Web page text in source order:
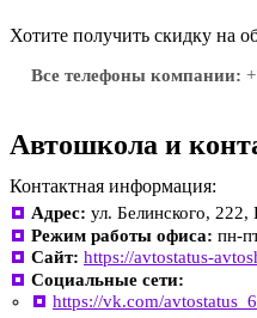
Хотите получить скидку на
Все телефоны компании:
Автошкола и
Контактная информация:
Адрес: ул. Белинского, 222,
Режим работы офиса: пн-
Сайт: https://avtostatus-
Социальные сети:
https://vk.com/